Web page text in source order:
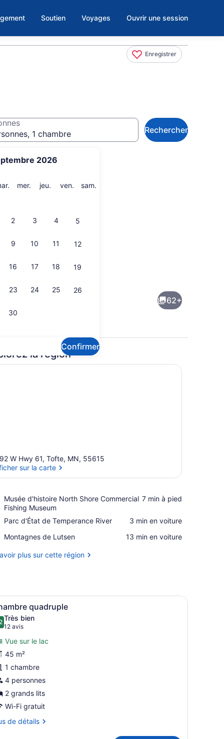
Soutien Voyages Ouvrir une session
Enregistrer
2026
mardi
mer. mercredi
jeu. jeudiven. vendredi
sam.
2 3 4 5
9 10 11 12
16 17 18 19
23 24 25 26
30
Confirmer
1 chambre
Rechercher
servant le déjeuner, le dîner et le souper
62+
la région
W Hwy 61, Tofte, MN, 55615
sur la carte
Musée d'histoire North Shore Commercial
Fishing Museum
Place,
Musée
d'histoire
North
Shore
Commercial
Fishing
Museum
‪7 min à pied‬
Parc d'État de Temperance River
Place,
d'État
Temperance
‪3 min en voiture‬
Montagnes de Lutsen
Place,
de
‪13 min en voiture‬
plus sur cette région
fenêtre donnant sur la mer.
un grand lit, des lampes de chevet, un tableau et une fenêtre.
:
Une chambre dotée d’un grand lit,
7 quadruple
sur 10
Très bien
12 avis
(12 avis)
Vue sur le lac
45 m²
1 chambre
4 personnes
2 grands lits
Wi-Fi gratuit
de détails